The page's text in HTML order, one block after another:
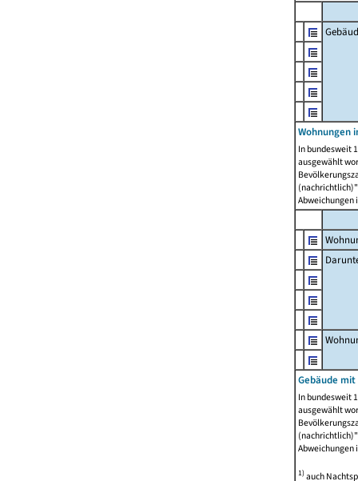
Wohnungen
In bundesweit
ausgewählt
Abweichungen
Gebäude
In bundesweit
ausgewählt
Abweichungen
1)auch